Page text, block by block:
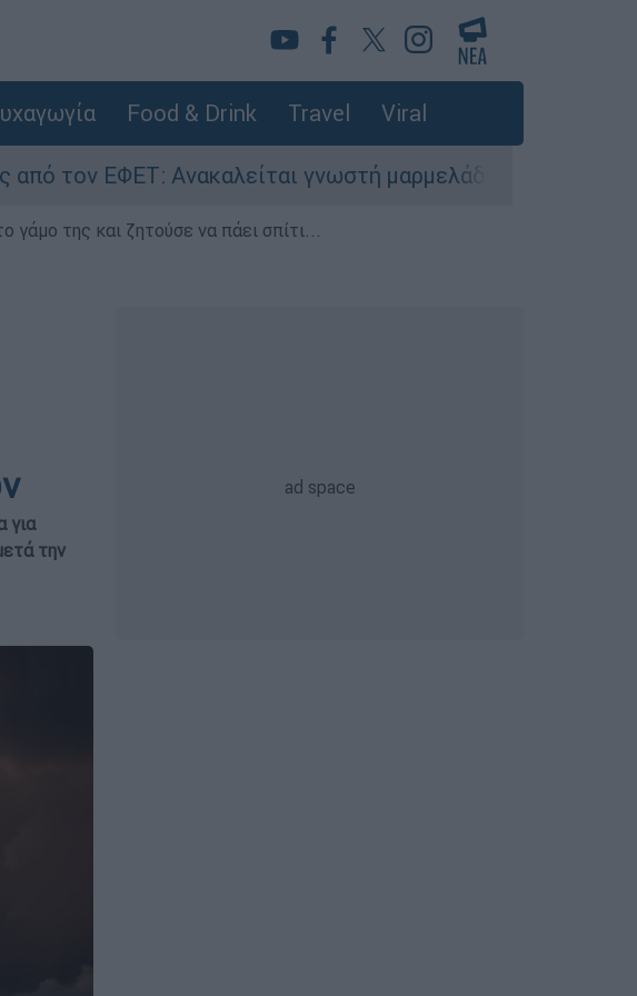
Food & Drink Travel Viral
Ανακαλείται γνωστή μαρμελάδα - Κίνδυνος θραύσης
της και ζητούσε να πάει σπίτι...
για
την